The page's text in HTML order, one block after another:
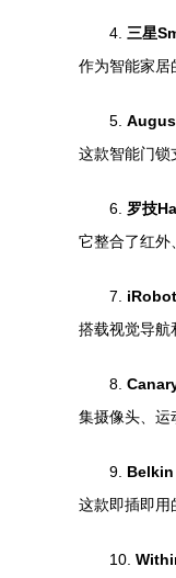
4. 三星
作为智能家居
5.
这款智能门锁
6. 罗技
它整合了红外
7.
搭载视觉导航
8.
集摄像头、运
9. Belkin
这款即插即用
10.